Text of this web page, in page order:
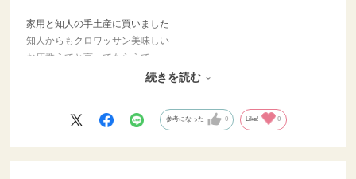
家用と知人の手土産に買いました
知人からもクロワッサン美味しい
お店教えてと言ってもらえて
続きを読む
参考になった 0 Like! 0